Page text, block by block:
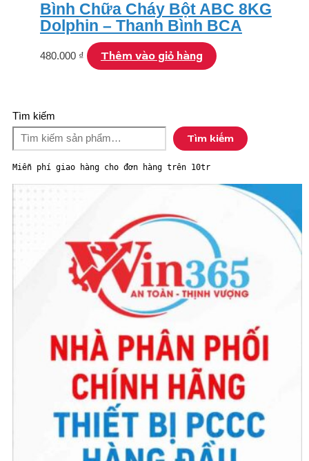
Bình Chữa Cháy Bột ABC 8KG
Dolphin – Thanh Bình BCA
480.000 ₫ Thêm vào giỏ hàng
Tìm kiếm
Tìm kiếm
Miễn phí giao hàng cho đơn hàng trên 10tr